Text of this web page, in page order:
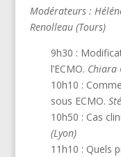
Modérateurs :
Renolleau (Tours)
9h30 :
l’ECMO. Chiara
10h10 :
sous ECMO.
10h50 : Cas
(Lyon)
11h10 : Quels